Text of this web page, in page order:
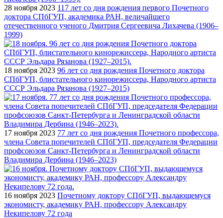
28 ноября 2023 117 лет со дня рождения первого Почетного
доктора СПбГУП, академика РАН, величайшего
отечественного ученого Дмитрия Сергеевича Лихачева (1906–
1999)
18 ноября 2023 96 лет со дня рождения Почетного доктора
СПбГУП, блистательного кинорежиссера, Народного артиста
СССР Эльдара Рязанова (1927–2015)
17 ноября 2023 77 лет со дня рождения Почетного профессора,
члена Совета попечителей СПбГУП, председателя Федерации
профсоюзов Санкт-Петербурга и Ленинградской области
Владимира Дербина (1946–2023)
16 ноября 2023 Почетному доктору СПбГУП, выдающемуся
экономисту, академику РАН, профессору Александру
Некипелову 72 года